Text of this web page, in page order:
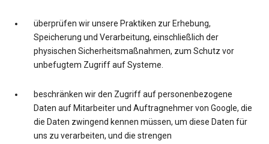
überprüfen wir unsere Praktiken zur Erhebung,
Speicherung und Verarbeitung, einschließlich der
physischen Sicherheitsmaßnahmen, zum Schutz vor
unbefugtem Zugriff auf Systeme.
beschränken wir den Zugriff auf personenbezogene
Daten auf Mitarbeiter und Auftragnehmer von Google, die
die Daten zwingend kennen müssen, um diese Daten für
uns zu verarbeiten, und die strengen